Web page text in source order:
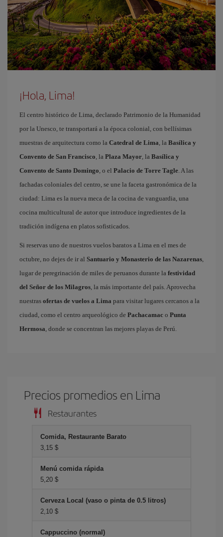
¡Hola, Lima!
El centro histórico de Lima, declarado Patrimonio de la Humanidad
por la Unesco, te transportará a la época colonial, con bellísimas
muestras de arquitectura como la Catedral de Lima, la Basílica y
Convento de San Francisco, la Plaza Mayor, la Basílica y
Convento de Santo Domingo, o el Palacio de Torre Tagle. A las
fachadas coloniales del centro, se une la faceta gastronómica de la
ciudad: Lima es la nueva meca de la cocina de vanguardia, una
cocina multicultural de autor que introduce ingredientes de la
tradición indígena en platos sofisticados.
Si reservas uno de nuestros vuelos baratos a Lima en el mes de
octubre, no dejes de ir al Santuario y Monasterio de las Nazarenas,
lugar de peregrinación de miles de peruanos durante la festividad
del Señor de los Milagros, la más importante del país. Aprovecha
nuestras ofertas de vuelos a Lima para visitar lugares cercanos a la
ciudad, como el centro arqueológico de Pachacamac o Punta
Hermosa, donde se concentran las mejores playas de Perú.
Precios promedios en Lima
Restaurantes
Comida, Restaurante Barato
3,15 $
Menú comida rápida
5,20 $
Cerveza Local (vaso o pinta de 0.5 litros)
2,10 $
Cappuccino (normal)